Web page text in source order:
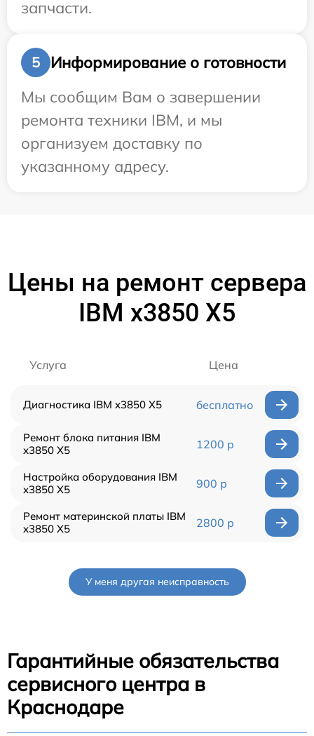
запчасти.
5
Информирование о готовности
Мы сообщим Вам о завершении
ремонта техники IBM, и мы
организуем доставку по
указанному адресу.
Цены на ремонт сервера
IBM x3850 X5
Услуга Цена
Диагностика IBM x3850 X5 бесплатно
Ремонт блока питания IBM
x3850 X5
1200 р
Настройка оборудования IBM
x3850 X5
900 р
Ремонт материнской платы IBM
x3850 X5
2800 р
У меня другая неисправность
Гарантийные обязательства
сервисного центра в
Краснодаре